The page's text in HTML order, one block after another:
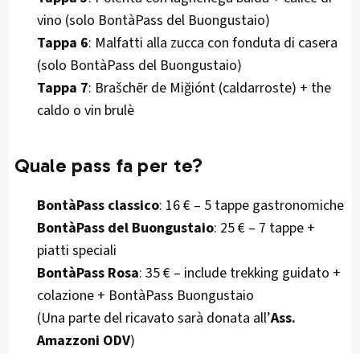
vino (solo BontàPass del Buongustaio)
Tappa 6: Malfatti alla zucca con fonduta di casera
(solo BontàPass del Buongustaio)
Tappa 7: Brašchēr de Miğiónt (caldarroste) + the
caldo o vin brulè
Quale pass fa per te?
BontàPass classico: 16 € – 5 tappe gastronomiche
BontàPass del Buongustaio: 25 € – 7 tappe +
piatti speciali
BontàPass Rosa: 35 € – include trekking guidato +
colazione + BontàPass Buongustaio
(Una parte del ricavato sarà donata all’Ass.
Amazzoni ODV)